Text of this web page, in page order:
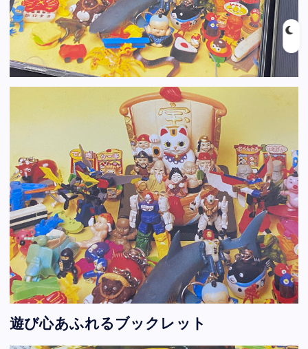
遊び心あふれるブックレット